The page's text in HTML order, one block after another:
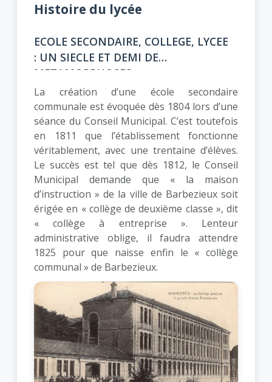
Histoire du lycée
ECOLE SECONDAIRE, COLLEGE, LYCEE
: UN SIECLE ET DEMI DE
METAMORPHOSES…
La création d’une école secondaire
communale est évoquée dès 1804 lors d’une
séance du Conseil Municipal. C’est toutefois
en 1811 que l’établissement fonctionne
véritablement, avec une trentaine d’élèves.
Le succès est tel que dès 1812, le Conseil
Municipal demande que « la maison
d’instruction » de la ville de Barbezieux soit
érigée en « collège de deuxième classe », dit
« collège à entreprise ». Lenteur
administrative oblige, il faudra attendre
1825 pour que naisse enfin le « collège
communal » de Barbezieux.